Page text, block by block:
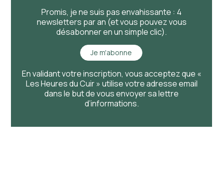
Promis, je ne suis pas envahissante : 4
newsletters par an (et vous pouvez vous
désabonner en un simple clic).
Je m'abonne
En validant votre inscription, vous acceptez que «
Les Heures du Cuir » utilise votre adresse email
dans le but de vous envoyer sa lettre
d’informations.